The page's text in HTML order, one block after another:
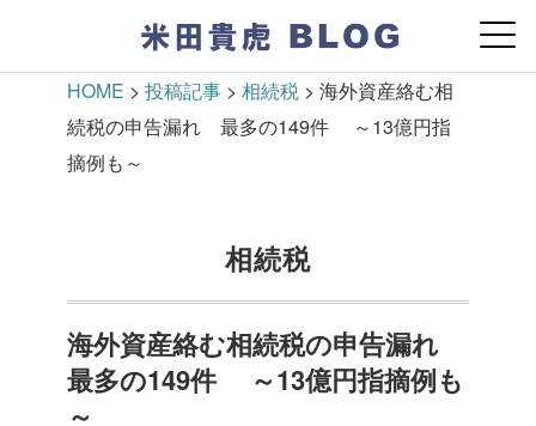
HOME > 投稿記事 > 相続税 > 海外資産絡む相
続税の申告漏れ 最多の149件 ～13億円指
摘例も～
相続税
海外資産絡む相続税の申告漏れ
最多の149件 ～13億円指摘例も
～